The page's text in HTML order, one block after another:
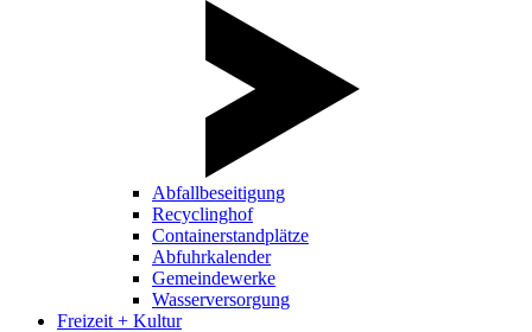
Abfallbeseitigung
Recyclinghof
Containerstandplätze
Abfuhrkalender
Gemeindewerke
Wasserversorgung
Freizeit + Kultur